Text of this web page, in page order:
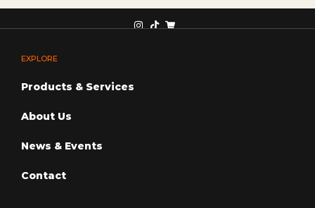
EXPLORE
Products & Services
About Us
News & Events
Contact